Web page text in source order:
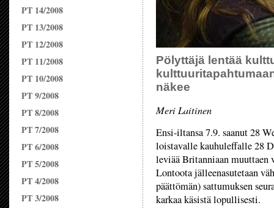
PT 14/2008
PT 13/2008
PT 12/2008
PT 11/2008
PT 10/2008
PT 9/2008
PT 8/2008
PT 7/2008
PT 6/2008
PT 5/2008
PT 4/2008
PT 3/2008
Pölyttäjä lentää
näkee
Meri Laitinen
Ensi-iltansa 7.9. saanut 28
loistavalle kauhuleffalle 28
leviää Britanniaan muuttaen
Lontoota jälleenasutetaan
päättömän) sattumuksen
karkaa käsistä lopullisesti.